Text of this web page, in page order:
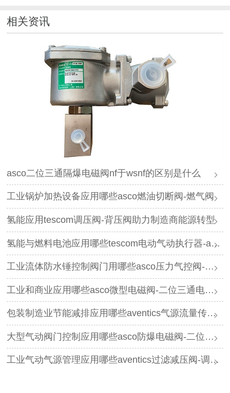
相关资讯
asco二位三通隔爆电磁阀nf于wsnf的区别是什么
工业锅炉加热设备应用哪些asco燃油切断阀-燃气阀
氢能应用tescom调压阀-背压阀助力制造商能源转型
氢能与燃料电池应用哪些tescom电动气动执行器-asco电磁阀
工业流体防水锤控制阀门用哪些asco压力气控阀-三通阀
工业和商业应用哪些asco微型电磁阀-二位三通电磁阀
包装制造业节能减排应用哪些aventics气源流量传感器-过滤减压阀
大型气动阀门控制应用哪些asco防爆电磁阀-二位五通电磁阀
工业气动气源管理应用哪些aventics过滤减压阀-调压器